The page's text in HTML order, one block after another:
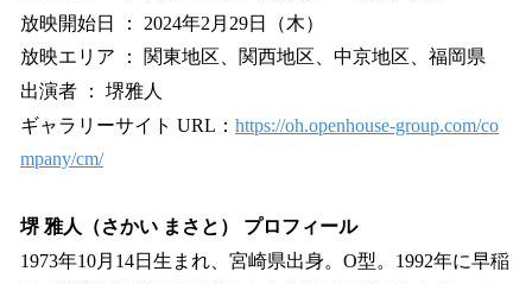
放映開始日 ： 2024年2月29日（木）
放映エリア ： 関東地区、関西地区、中京地区、福岡県
出演者 ： 堺雅人
ギャラリーサイト URL： https://oh.openhouse-group.com/co
mpany/cm/
堺 雅人（さかい まさと） プロフィール
1973年10月14日生まれ、宮崎県出身。O型。1992年に早稲